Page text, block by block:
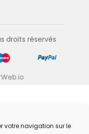
votre navigation sur le
droits réservés